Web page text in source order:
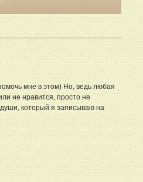
мне в этом) Но, ведь любая
не нравится, просто не
который я записываю на